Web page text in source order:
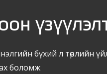
бүхий л төрлийн
боломж